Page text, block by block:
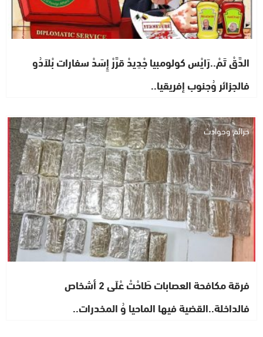
الدَّقْ تَمْ..رَايْس كولومبيا جْدِيدْ قرَّرْ إِسَدْ سفارات بْلاَدُو
فالجزائر وُجنوب إفريقيا..
جرائم وحوادث
فرقة مكافحة العصابات طَاحْتْ عْلَى 2 أشخاص
فالداخلة..القضية فيها الماحيا وُ المخدرات..